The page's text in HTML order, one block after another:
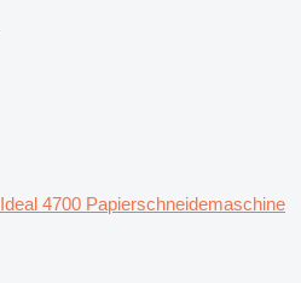
Ideal 4700 Papierschneidemaschine